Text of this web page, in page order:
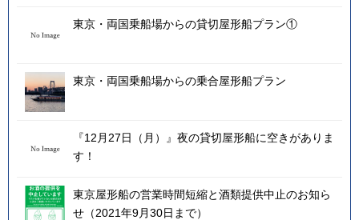
東京・両国乗船場からの貸切屋形船プラン①
東京・両国乗船場からの乗合屋形船プラン
『12月27日（月）』夜の貸切屋形船に空きがありま
す！
東京屋形船の営業時間短縮と酒類提供中止のお知ら
せ（2021年9月30日まで）